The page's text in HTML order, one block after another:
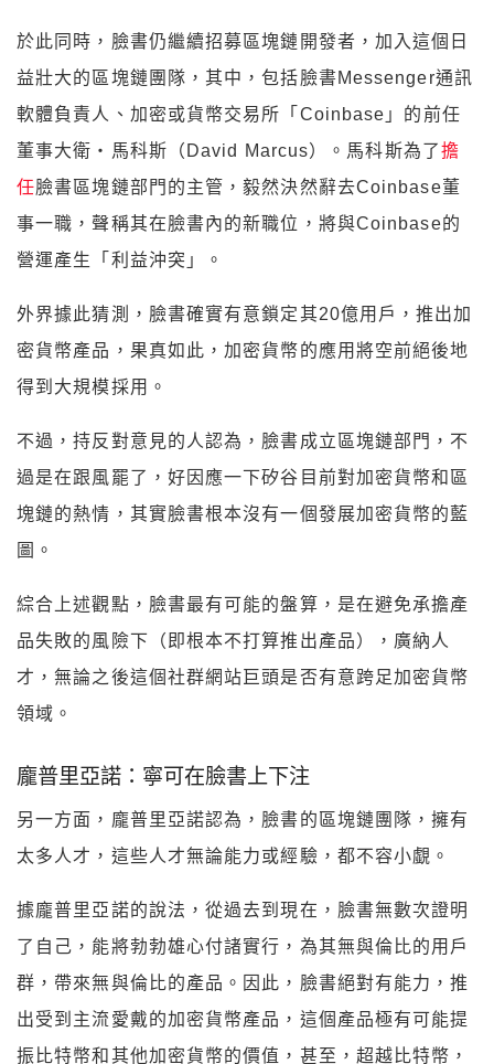
於此同時，臉書仍繼續招募區塊鏈開發者，加入這個日
益壯大的區塊鏈團隊，其中，包括臉書Messenger通訊
軟體負責人、加密或貨幣交易所「Coinbase」的前任
董事大衛・馬科斯（David Marcus）。馬科斯為了擔
任臉書區塊鏈部門的主管，毅然決然辭去Coinbase董
事一職，聲稱其在臉書內的新職位，將與Coinbase的
營運產生「利益沖突」。
外界據此猜測，臉書確實有意鎖定其20億用戶，推出加
密貨幣產品，果真如此，加密貨幣的應用將空前絕後地
得到大規模採用。
不過，持反對意見的人認為，臉書成立區塊鏈部門，不
過是在跟風罷了，好因應一下矽谷目前對加密貨幣和區
塊鏈的熱情，其實臉書根本沒有一個發展加密貨幣的藍
圖。
綜合上述觀點，臉書最有可能的盤算，是在避免承擔產
品失敗的風險下（即根本不打算推出產品），廣納人
才，無論之後這個社群網站巨頭是否有意跨足加密貨幣
領域。
龐普里亞諾：寧可在臉書上下注
另一方面，龐普里亞諾認為，臉書的區塊鏈團隊，擁有
太多人才，這些人才無論能力或經驗，都不容小覷。
據龐普里亞諾的說法，從過去到現在，臉書無數次證明
了自己，能將勃勃雄心付諸實行，為其無與倫比的用戶
群，帶來無與倫比的產品。因此，臉書絕對有能力，推
出受到主流愛戴的加密貨幣產品，這個產品極有可能提
振比特幣和其他加密貨幣的價值，甚至，超越比特幣，